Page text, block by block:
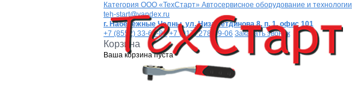
Категория ООО «ТехСтарт» Автосервисное оборудование и технологии
teh-start@yandex.ru
г. Набережные Челны, ул. Низаметдинова 8, п. 1, офис 101
+7 (8552) 33-64-80 +7 (917) 278-99-06 Заказать звонок
Корзина
Ваша корзина пуста